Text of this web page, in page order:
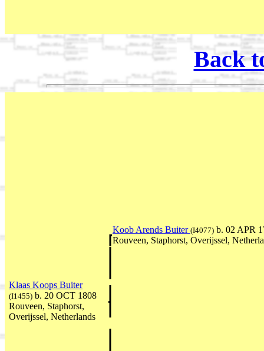
Back
Koob Arends Buiter (I4077) b. 02 APR
Rouveen, Staphorst, Overijssel,
Klaas Koops Buiter
(I1455) b. 20 OCT 1808
Rouveen, Staphorst,
Overijssel, Netherlands